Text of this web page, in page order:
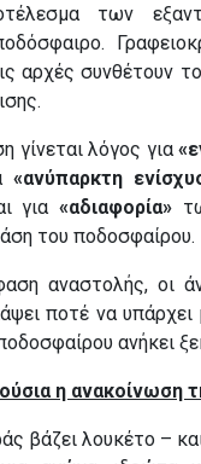
των
αρχές συνθέτουν
γίνεται λόγος για
«ανύπαρκτη
για«αδιαφορία»
του ποδοσφαίρου.
αναστολής, οι
ποτέ να υπάρχει
ανήκει
η ανακοίνωση
βάζει λουκέτο –